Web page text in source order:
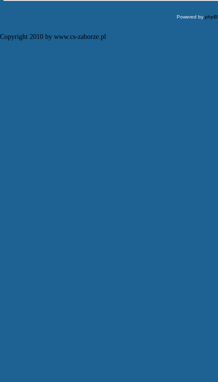
Powered by
Copyright 2010 by www.cs-zaborze.pl